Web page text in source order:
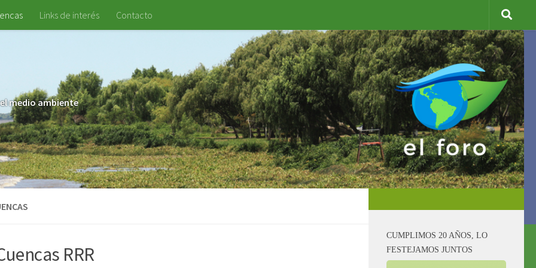
Links de interés Contacto
medio ambiente
RRR
CUMPLIMOS 20 AÑOS, LO
FESTEJAMOS JUNTOS